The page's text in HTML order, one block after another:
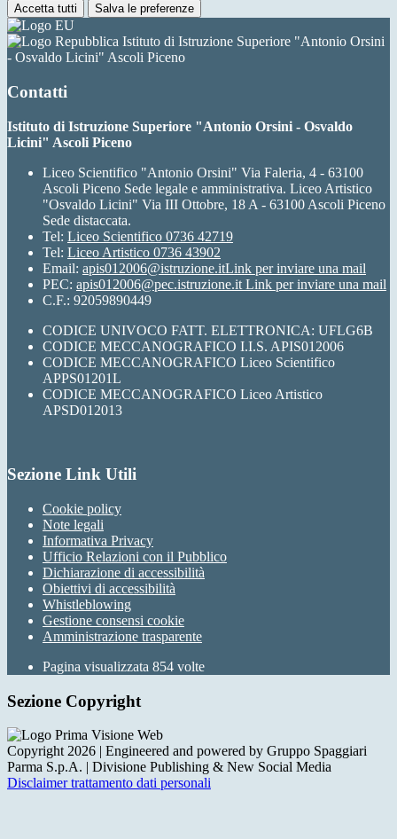
Accetta tutti Salva le preferenze
Istituto di Istruzione Superiore "Antonio Orsini
- Osvaldo Licini" Ascoli Piceno
Contatti
Istituto di Istruzione Superiore "Antonio Orsini - Osvaldo
Licini" Ascoli Piceno
Liceo Scientifico "Antonio Orsini" Via Faleria, 4 - 63100
Ascoli Piceno Sede legale e amministrativa. Liceo Artistico
"Osvaldo Licini" Via III Ottobre, 18 A - 63100 Ascoli Piceno
Sede distaccata.
Tel: Liceo Scientifico 0736 42719
Tel: Liceo Artistico 0736 43902
Email: apis012006@istruzione.itLink per inviare una mail
PEC: apis012006@pec.istruzione.it Link per inviare una mail
C.F.: 92059890449
CODICE UNIVOCO FATT. ELETTRONICA: UFLG6B
CODICE MECCANOGRAFICO I.I.S. APIS012006
CODICE MECCANOGRAFICO Liceo Scientifico
APPS01201L
CODICE MECCANOGRAFICO Liceo Artistico
APSD012013
Sezione Link Utili
Cookie policy
Note legali
Informativa Privacy
Ufficio Relazioni con il Pubblico
Dichiarazione di accessibilità
Obiettivi di accessibilità
Whistleblowing
Gestione consensi cookie
Amministrazione trasparente
Pagina visualizzata 854 volte
Sezione Copyright
Copyright 2026 | Engineered and powered by Gruppo Spaggiari
Parma S.p.A. | Divisione Publishing & New Social Media
Disclaimer trattamento dati personali